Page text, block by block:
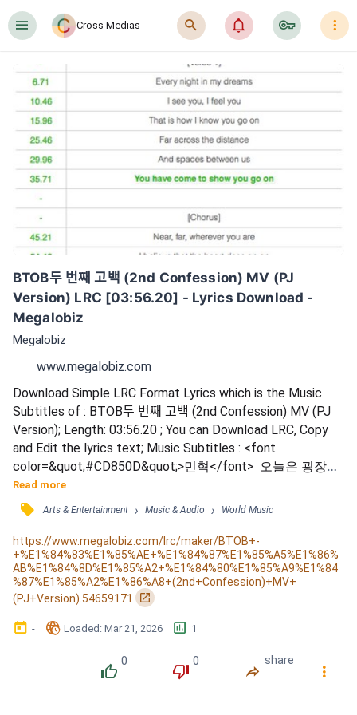
󰍜 Cross Medias 󰍉 󰂜 󰷖 󰇙
BTOB두 번째 고백 (2nd Confession) MV (PJ
Version) LRC [03:56.20] - Lyrics Download -
Megalobiz
Megalobiz
www.megalobiz.com
Download Simple LRC Format Lyrics which is the Music
Subtitles of : BTOB두 번째 고백 (2nd Confession) MV (PJ
Version); Length: 03:56.20 ; You can Download LRC, Copy
and Edit the lyrics text; Music Subtitles : <font
color=&quot;#CD850D&quot;>민혁</font>  오늘은 굉장히
중요한 날입니다 / 한 여자에게 두 번째 고백을 하는 날이거
든요 / 그녀에게 다시 찾아가려 합니다 / 과연 그녀가 제 마
음을 받아줄까요 / 오늘은 왠지 느낌이 좋습니다 / <font
color=&quot;#CD850D&quot;>일훈</font>  자존심도 다 버
리고 두 번째 고백 / 하고...
Read more
󰓹 Arts & Entertainment › Music & Audio › World Music
https://www.megalobiz.com/lrc/maker/BTOB+-
+%E1%84%83%E1%85%AE+%E1%84%87%E1%85%A5%E1%86%
AB%E1%84%8D%E1%85%A2+%E1%84%80%E1%85%A9%E1%84
%87%E1%85%A2%E1%86%A8+(2nd+Confession)+MV+
(PJ+Version).54659171
󰏌
󰃶 - 󱉊 Loaded: Mar 21, 2026 󱕎 1
󰔔
0
󰔒
0
󰤲
share
󰇙